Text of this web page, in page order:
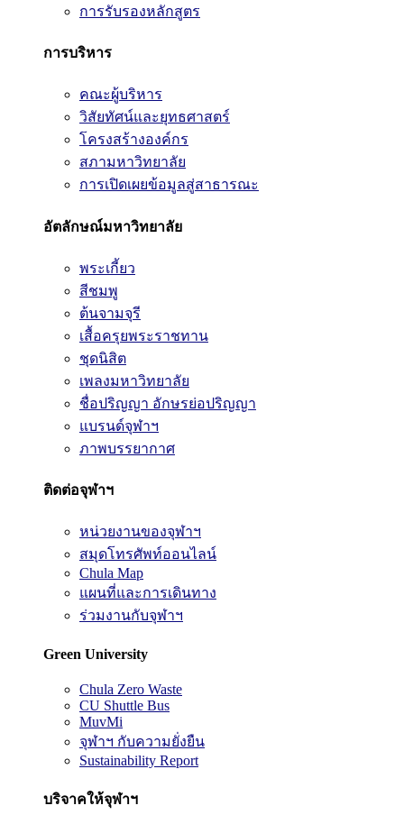
การรับรองหลักสูตร
การบริหาร
คณะผู้บริหาร
วิสัยทัศน์และยุทธศาสตร์
โครงสร้างองค์กร
สภามหาวิทยาลัย
การเปิดเผยข้อมูลสู่สาธารณะ
อัตลักษณ์มหาวิทยาลัย
พระเกี้ยว
สีชมพู
ต้นจามจุรี
เสื้อครุยพระราชทาน
ชุดนิสิต
เพลงมหาวิทยาลัย
ชื่อปริญญา อักษรย่อปริญญา
แบรนด์จุฬาฯ
ภาพบรรยากาศ
ติดต่อจุฬาฯ
หน่วยงานของจุฬาฯ
สมุดโทรศัพท์ออนไลน์
Chula Map
แผนที่และการเดินทาง
ร่วมงานกับจุฬาฯ
Green University
Chula Zero Waste
CU Shuttle Bus
MuvMi
จุฬาฯ กับความยั่งยืน
Sustainability Report
บริจาคให้จุฬาฯ